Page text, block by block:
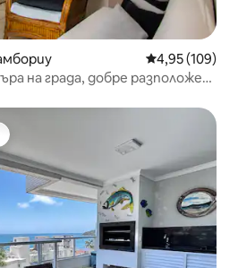
Средна
4,95 (109)
на града, добре разположен
гостите